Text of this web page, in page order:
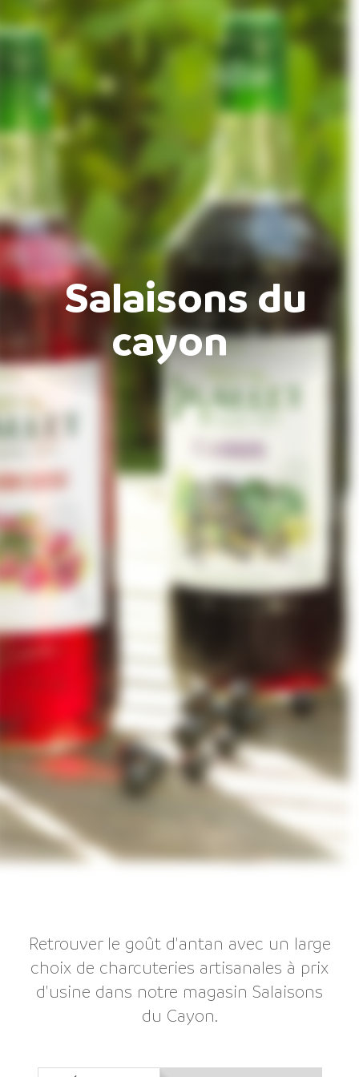
Salaisons du
cayon
Retrouver le goût d'antan avec un large
choix de charcuteries artisanales à prix
d'usine dans notre magasin Salaisons
du Cayon.